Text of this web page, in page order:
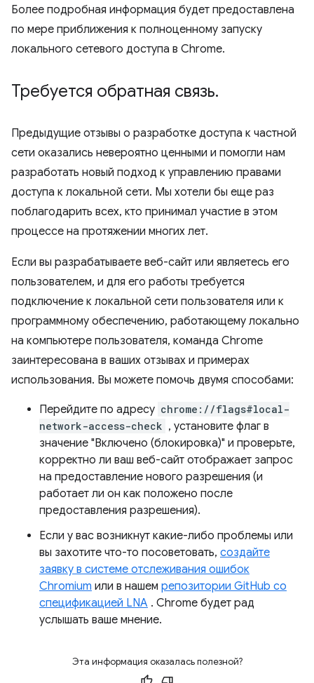
Более подробная информация будет предоставлена ​​
по мере приближения к полноценному запуску
локального сетевого доступа в Chrome.
Требуется обратная связь.
Предыдущие отзывы о разработке доступа к частной
сети оказались невероятно ценными и помогли нам
разработать новый подход к управлению правами
доступа к локальной сети. Мы хотели бы еще раз
поблагодарить всех, кто принимал участие в этом
процессе на протяжении многих лет.
Если вы разрабатываете веб-сайт или являетесь его
пользователем, и для его работы требуется
подключение к локальной сети пользователя или к
программному обеспечению, работающему локально
на компьютере пользователя, команда Chrome
заинтересована в ваших отзывах и примерах
использования. Вы можете помочь двумя способами:
Перейдите по адресу chrome://flags#local-
network-access-check , установите флаг в
значение "Включено (блокировка)" и проверьте,
корректно ли ваш веб-сайт отображает запрос
на предоставление нового разрешения (и
работает ли он как положено после
предоставления разрешения).
Если у вас возникнут какие-либо проблемы или
вы захотите что-то посоветовать, создайте
заявку в системе отслеживания ошибок
Chromium или в нашем репозитории GitHub со
спецификацией LNA . Chrome будет рад
услышать ваше мнение.
Эта информация оказалась полезной?